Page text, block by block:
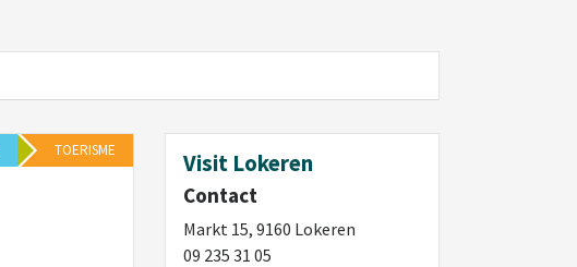
TOERISME Visit Lokeren
Contact
Markt 15, 9160 Lokeren
09 235 31 05